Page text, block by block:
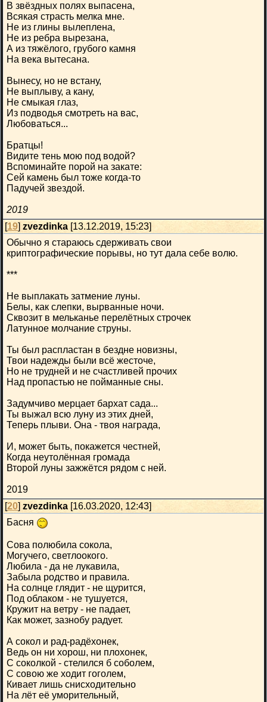
В звёздных полях выпасена,
Всякая страсть мелка мне.
Не из глины вылеплена,
Не из ребра вырезана,
А из тяжёлого, грубого камня
На века вытесана.
Вынесу, но не встану,
Не выплыву, а кану,
Не смыкая глаз,
Из подводья смотреть на вас,
Любоваться...
Братцы!
Видите тень мою под водой?
Вспоминайте порой на закате:
Сей камень был тоже когда-то
Падучей звездой.
2019
[19]zvezdinka [13.12.2019, 15:23]
Обычно я стараюсь сдерживать свои
криптографические порывы, но тут дала себе волю.
***
Не выплакать затмение луны.
Белы, как слепки, вырванные ночи.
Сквозит в мельканье перелётных строчек
Латунное молчание струны.
Ты был распластан в бездне новизны,
Твои надежды были всё жесточе,
Но не трудней и не счастливей прочих
Над пропастью не пойманные сны.
Задумчиво мерцает бархат сада...
Ты выжал всю луну из этих дней,
Теперь плыви. Она - твоя награда,
И, может быть, покажется честней,
Когда неутолённая громада
Второй луны зажжётся рядом с ней.
2019
[20]zvezdinka [16.03.2020, 12:43]
Басня
Сова полюбила сокола,
Могучего, светлоокого.
Любила - да не лукавила,
Забыла родство и правила.
На солнце глядит - не щурится,
Под облаком - не тушуется,
Кружит на ветру - не падает,
Как может, зазнобу радует.
А сокол и рад-радёхонек,
Ведь он ни хорош, ни плохонек,
С соколкой - стелился б соболем,
С совою же ходит гоголем,
Кивает лишь снисходительно
На лёт её уморительный,